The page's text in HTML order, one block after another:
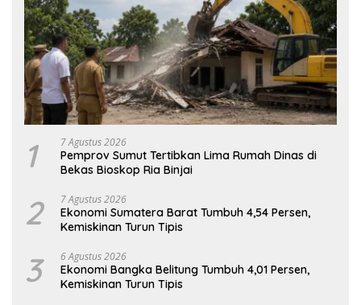
1 7 Agustus 2026
Pemprov Sumut Tertibkan Lima Rumah Dinas di
Bekas Bioskop Ria Binjai
2 7 Agustus 2026
Ekonomi Sumatera Barat Tumbuh 4,54 Persen,
Kemiskinan Turun Tipis
3 6 Agustus 2026
Ekonomi Bangka Belitung Tumbuh 4,01 Persen,
Kemiskinan Turun Tipis